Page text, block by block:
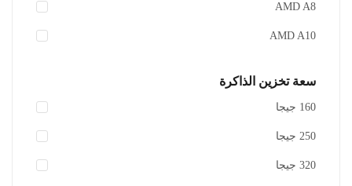
AMD A8
AMD A10
سعة تخزين الذاكرة
160 جيجا
250 جيجا
320 جيجا